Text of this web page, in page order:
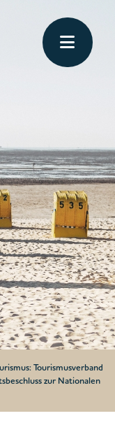
Tourismusverband
zur Nationalen